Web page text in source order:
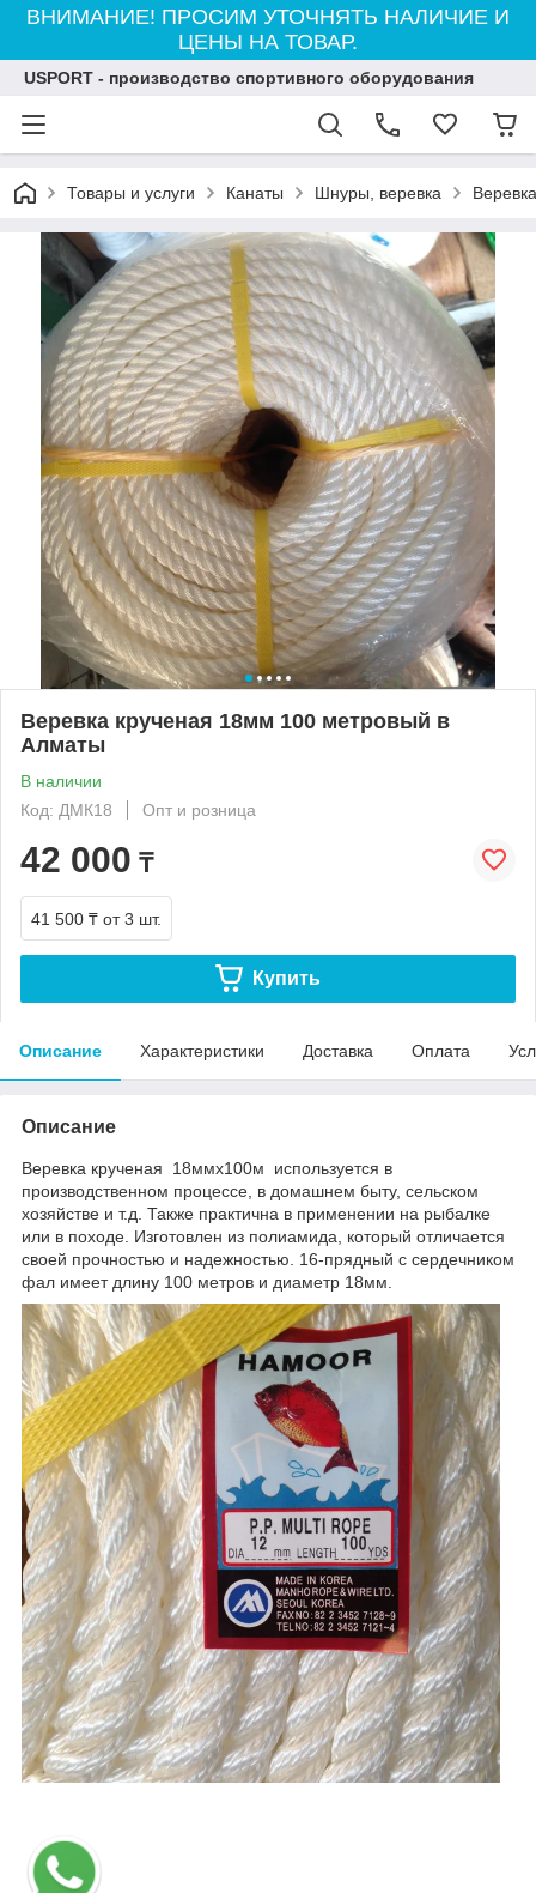
ВНИМАНИЕ! ПРОСИМ УТОЧНЯТЬ НАЛИЧИЕ И
ЦЕНЫ НА ТОВАР.
USPORT - производство спортивного оборудования
Товары и услуги Канаты Шнуры, веревка
Веревка крученая 18мм 100 метровый в
Алматы
В наличии
Код: ДМК18
Опт и розница
42 000 ₸
41 500 ₸ от 3 шт.
Купить
Описание Характеристики Доставка Оплата
Описание
Веревка крученая 18ммх100м используется в
производственном процессе, в домашнем быту, сельском
хозяйстве и т.д. Также практична в применении на рыбалке
или в походе. Изготовлен из полиамида, который отличается
своей прочностью и надежностью. 16-прядный с сердечником
фал имеет длину 100 метров и диаметр 18мм.